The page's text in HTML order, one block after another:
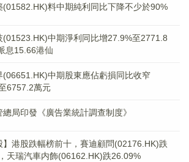
(01582.HK)料中期純利同比下降不少於90%
(01523.HK)中期淨利同比增27.9%至2771.8
息15.66港仙
(06651.HK)中期股東應佔虧損同比收窄
6757.2萬元
局印發《廣告業統計調查制度》
】港股跌幅榜前十，賽迪顧問(02176.HK)跌
天瑞汽車内飾(06162.HK)跌26.09%